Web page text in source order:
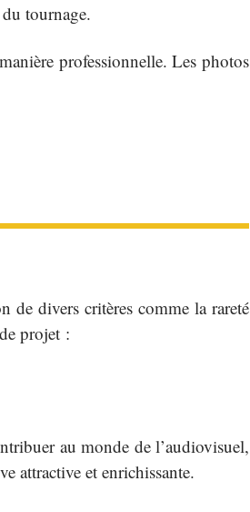
tournage.
professionnelle. Les photos
divers critères comme la rareté
projet :
au monde de l’audiovisuel,
attractive et enrichissante.